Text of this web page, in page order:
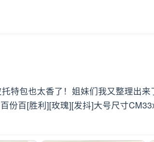
特包也太香了！姐妹们我又整理出
份百[胜利][玫瑰][发抖]大号尺寸